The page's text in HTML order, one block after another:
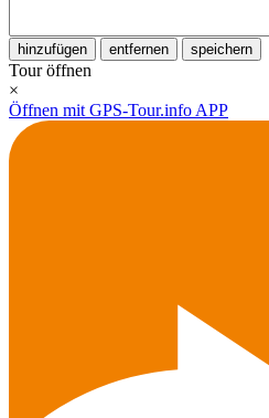
hinzufügen entfernen speichern
Tour öffnen
×
Öffnen mit GPS-Tour.info APP